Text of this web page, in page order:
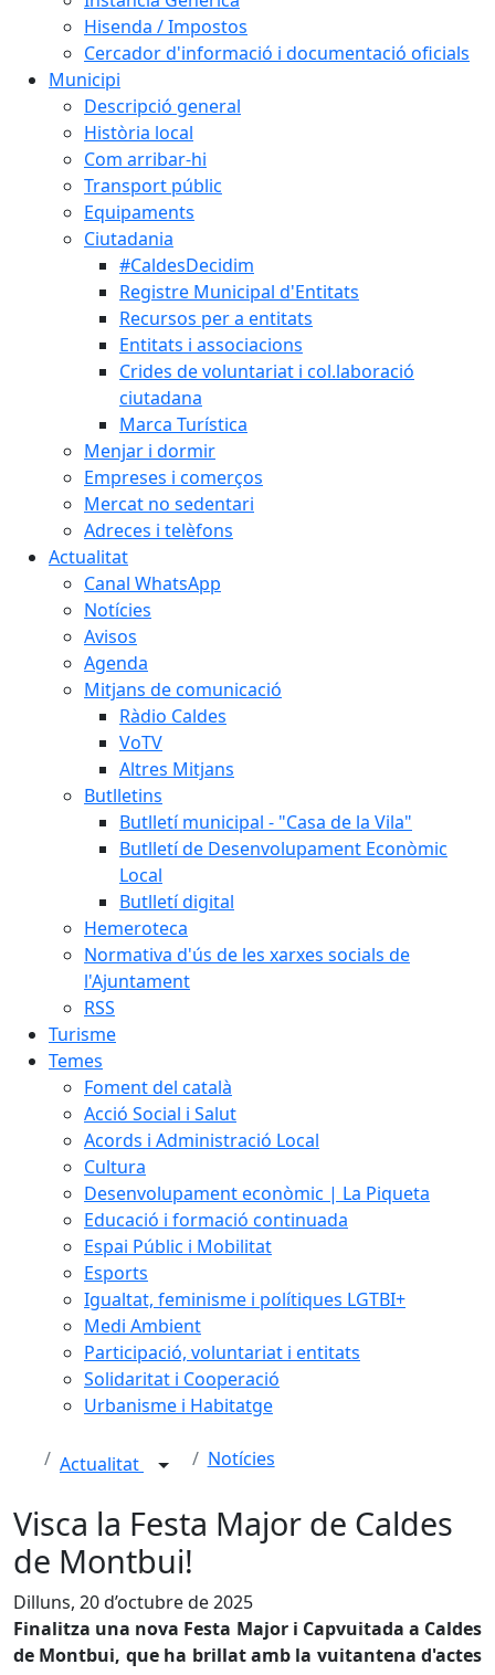
Hisenda / Impostos
Cercador d'informació i documentació oficials
Municipi
Descripció general
Història local
Com arribar-hi
Transport públic
Equipaments
Ciutadania
#CaldesDecidim
Registre Municipal d'Entitats
Recursos per a entitats
Entitats i associacions
Crides de voluntariat i col.laboració
ciutadana
Marca Turística
Menjar i dormir
Empreses i comerços
Mercat no sedentari
Adreces i telèfons
Actualitat
Canal WhatsApp
Notícies
Avisos
Agenda
Mitjans de comunicació
Ràdio Caldes
VoTV
Altres Mitjans
Butlletins
Butlletí municipal - "Casa de la Vila"
Butlletí de Desenvolupament Econòmic
Local
Butlletí digital
Hemeroteca
Normativa d'ús de les xarxes socials de
l'Ajuntament
RSS
Turisme
Temes
Foment del català
Acció Social i Salut
Acords i Administració Local
Cultura
Desenvolupament econòmic | La Piqueta
Educació i formació continuada
Espai Públic i Mobilitat
Esports
Igualtat, feminisme i polítiques LGTBI+
Medi Ambient
Participació, voluntariat i entitats
Solidaritat i Cooperació
Urbanisme i Habitatge
Actualitat Notícies
Visca la Festa Major de Caldes
de Montbui!
Dilluns, 20 d’octubre de 2025
Finalitza una nova Festa Major i Capvuitada a Caldes
de Montbui, que ha brillat amb la vuitantena d'actes